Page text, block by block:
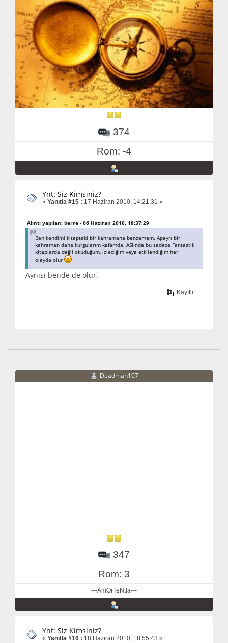
374
Rom: -4
Ynt: Siz Kimsiniz?
« Yanıtla #15 : 17 Haziran 2010, 14:21:31 »
Alıntı yapılan: berre - 06 Haziran 2010, 18:37:29
Ben kendimi kitaptaki bir kahramana benzemem. Apayrı bir
kahraman daha kurgularım kafamda. ASlında bu sadece Fantastik
kitaplarda değil okuduğum, izlediğim veya etkilendiğim her
olayda olur
Aynısı bende de olur.
Kayıtlı
Deadman107
347
Rom: 3
---AmOrTeNtİa---
Ynt: Siz Kimsiniz?
« Yanıtla #16 : 18 Haziran 2010, 18:55:43 »